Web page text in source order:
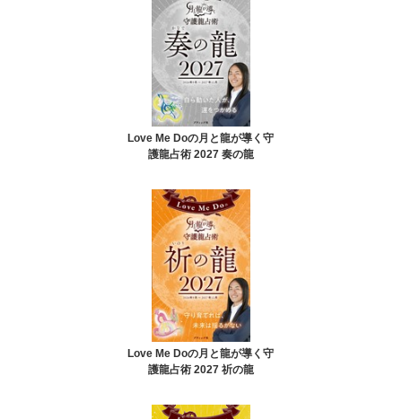
Love Me Doの月と龍が導く守
護龍占術 2027 奏の龍
Love Me Doの月と龍が導く守
護龍占術 2027 祈の龍